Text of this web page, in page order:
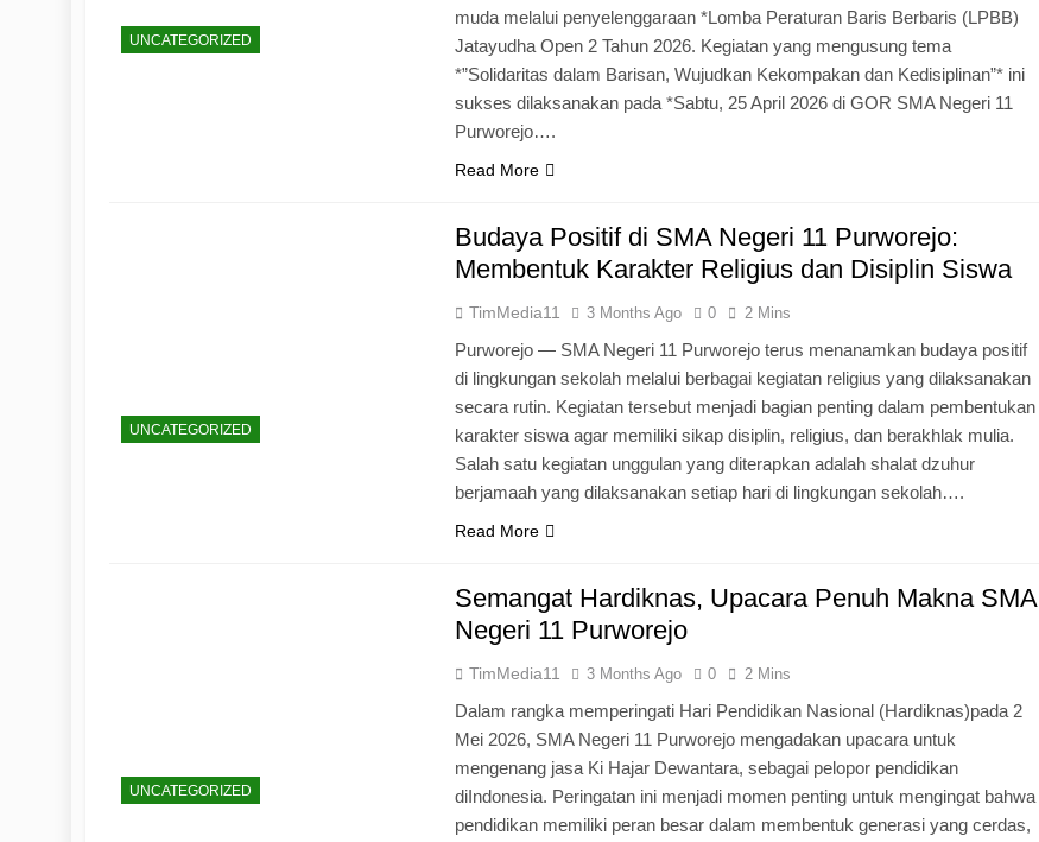
UNCATEGORIZED
muda melalui penyelenggaraan *Lomba Peraturan Baris Berbaris (LPBB)
Jatayudha Open 2 Tahun 2026. Kegiatan yang mengusung tema
*”Solidaritas dalam Barisan, Wujudkan Kekompakan dan Kedisiplinan”* ini
sukses dilaksanakan pada *Sabtu, 25 April 2026 di GOR SMA Negeri 11
Purworejo….
Read More
UNCATEGORIZED
Budaya Positif di SMA Negeri 11 Purworejo:
Membentuk Karakter Religius dan Disiplin Siswa
TimMedia11 3 Months Ago 0 2 Mins
Purworejo — SMA Negeri 11 Purworejo terus menanamkan budaya positif
di lingkungan sekolah melalui berbagai kegiatan religius yang dilaksanakan
secara rutin. Kegiatan tersebut menjadi bagian penting dalam pembentukan
karakter siswa agar memiliki sikap disiplin, religius, dan berakhlak mulia.
Salah satu kegiatan unggulan yang diterapkan adalah shalat dzuhur
berjamaah yang dilaksanakan setiap hari di lingkungan sekolah….
Read More
UNCATEGORIZED
Semangat Hardiknas, Upacara Penuh Makna SMA
Negeri 11 Purworejo
TimMedia11 3 Months Ago 0 2 Mins
Dalam rangka memperingati Hari Pendidikan Nasional (Hardiknas)pada 2
Mei 2026, SMA Negeri 11 Purworejo mengadakan upacara untuk
mengenang jasa Ki Hajar Dewantara, sebagai pelopor pendidikan
diIndonesia. Peringatan ini menjadi momen penting untuk mengingat bahwa
pendidikan memiliki peran besar dalam membentuk generasi yang cerdas,